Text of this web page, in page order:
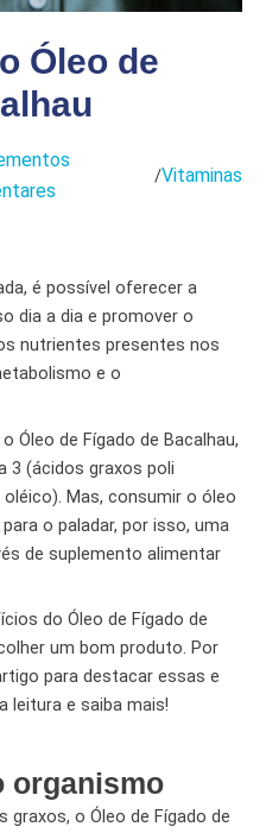
Óleo de
/Vitaminas
é possível oferecer a
dia a dia e promover o
nutrientes presentes nos
e o
Óleo de Fígado de Bacalhau,
3 (ácidos graxos poli
Mas, consumir o óleo
o paladar, por isso, uma
de suplemento alimentar
do Óleo de Fígado de
um bom produto. Por
para destacar essas e
leitura e saiba mais!
organismo
o Óleo de Fígado de